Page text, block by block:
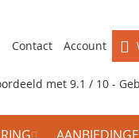
Contact Account
met 9.1 / 10 -